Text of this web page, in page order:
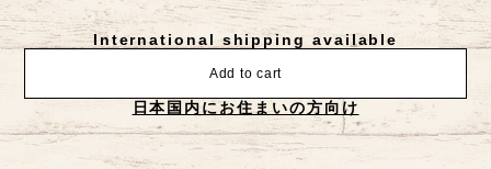
International shipping available
Add to cart
日本国内にお住まいの方向け